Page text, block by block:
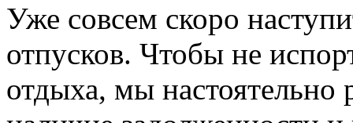
Уже совсем скоро
отпусков. Чтобы не
отдыха, мы настоятельно